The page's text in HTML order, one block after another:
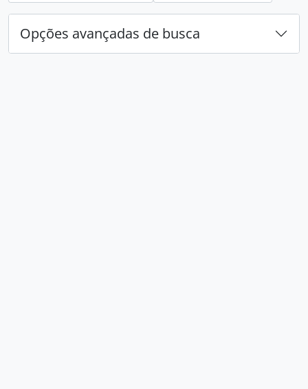
Opções avançadas de busca